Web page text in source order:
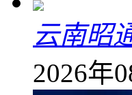
云南昭
2026年